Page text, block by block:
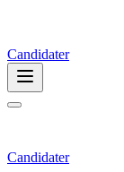
Candidater
Candidater